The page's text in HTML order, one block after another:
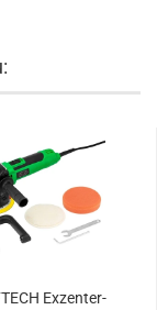
Exzenter-